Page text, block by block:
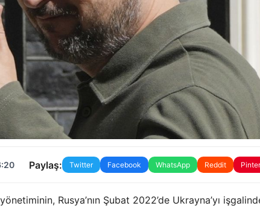
Paylaş: Twitter Facebook WhatsApp Reddit
Rusya’nın Şubat 2022’de Ukrayna’yı